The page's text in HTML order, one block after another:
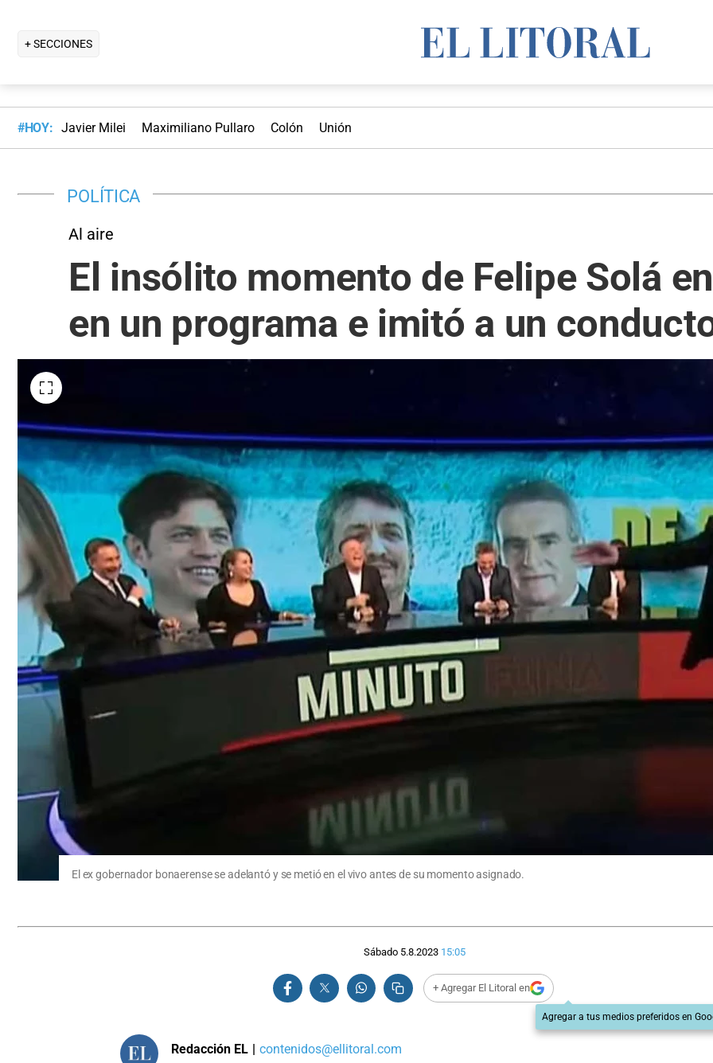
+ SECCIONES
#HOY: Javier Milei Maximiliano Pullaro Colón Unión
POLÍTICA
Al aire
El insólito momento de Felipe Solá
en un programa e imitó a un
El ex gobernador bonaerense se adelantó y se metió en el vivo antes de su momento asignado.
Sábado 5.8.2023 15:05
+ Agregar El Litoral en
Agregar a tus medios preferidos en
Redacción EL | contenidos@ellitoral.com